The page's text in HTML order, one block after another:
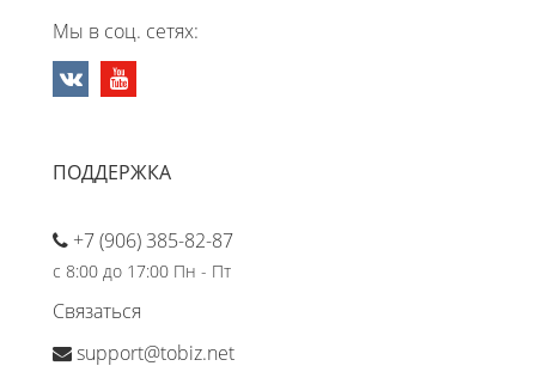
Мы в соц. сетях:
ПОДДЕРЖКА
+7 (906) 385-82-87
с 8:00 до 17:00 Пн - Пт
Связаться
support@tobiz.net